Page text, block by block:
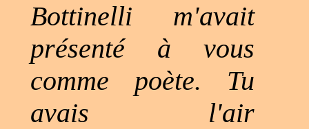
Bottinelli m'avait
présenté à vous
comme poète. Tu
avais l'air